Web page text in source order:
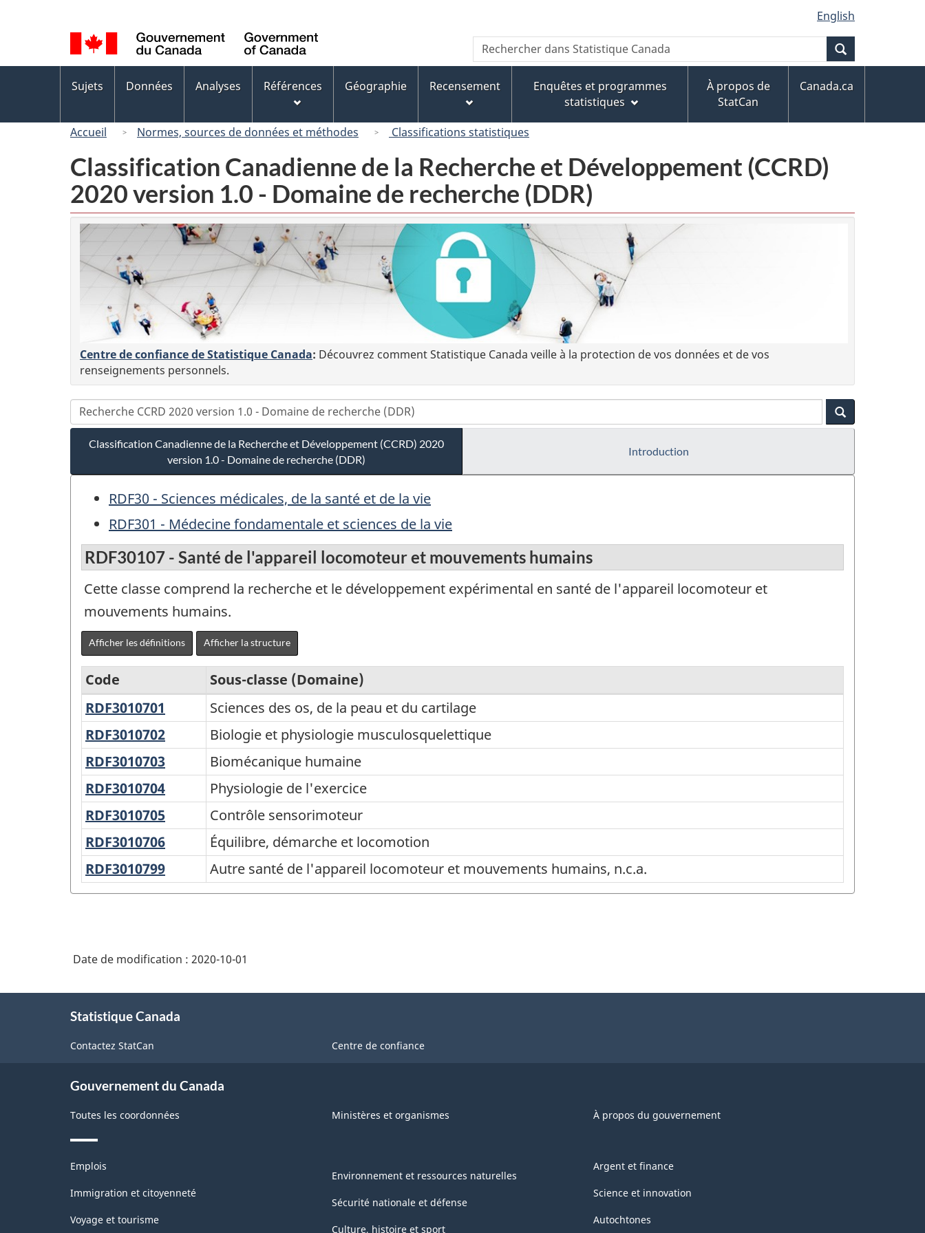
au
contenu
principal
« À
propos
de
ce
version
HTML
simplifiée
de
la
langue
English
Canada
Recherche
Rechercher
dans
Canada
des
Sujets Données Analyses Références Géographie Recensement
Enquêtes et programmes
statistiques
À propos de
StatCan
Canada.ca
Accueil Normes, sources de données et méthodes Classifications statistiques
Classification Canadienne de la Recherche et Développement (CCRD)
2020 version 1.0 - Domaine de recherche (DDR)
Centre de confiance de Statistique Canada: Découvrez comment Statistique Canada veille à la protection de vos données et de vos
renseignements personnels.
Classification Canadienne de la Recherche et Développement (CCRD) 2020
version 1.0 - Domaine de recherche (DDR)
Introduction
RDF30 - Sciences médicales, de la santé et de la vie
RDF301 - Médecine fondamentale et sciences de la vie
RDF30107 - Santé de l'appareil locomoteur et mouvements humains
Cette classe comprend la recherche et le développement expérimental en santé de l'appareil locomoteur et
mouvements humains.
Afficher les définitions Afficher la structure
Classification
Canadienne
de
la
Recherche
et
Développement
(CCRD)
2020
-
de
recherche
(DDR)
Structure
de
la
classification
Code
Sous-classe (Domaine)
RDF3010701
Sciences
des
os,
peau
et
cartilage
Sciences des os, de la peau et du cartilage
RDF3010702 Biologie
et
physiologie
musculosquelettique
Biologie et physiologie musculosquelettique
RDF3010703 Biomécanique
humaine
Biomécanique humaine
RDF3010704 Physiologie
de
l'exercice
Physiologie de l'exercice
RDF3010705 Contrôle
sensorimoteur
Contrôle sensorimoteur
RDF3010706 Équilibre,
démarche
et
locomotion
Équilibre, démarche et locomotion
RDF3010799
santé
et
n.c.a.
Autre santé de l'appareil locomoteur et mouvements humains, n.c.a.
Date de modification : 2020-10-01
Statistique Canada
Contactez StatCan Centre de confiance
Gouvernement du Canada
Toutes les coordonnées Ministères et organismes À propos du gouvernement
Thèmes
sujets
Emplois
Immigration et citoyenneté
Voyage et tourisme
Environnement et ressources naturelles
Sécurité nationale et défense
Culture, histoire et sport
Argent et finance
Science et innovation
Autochtones